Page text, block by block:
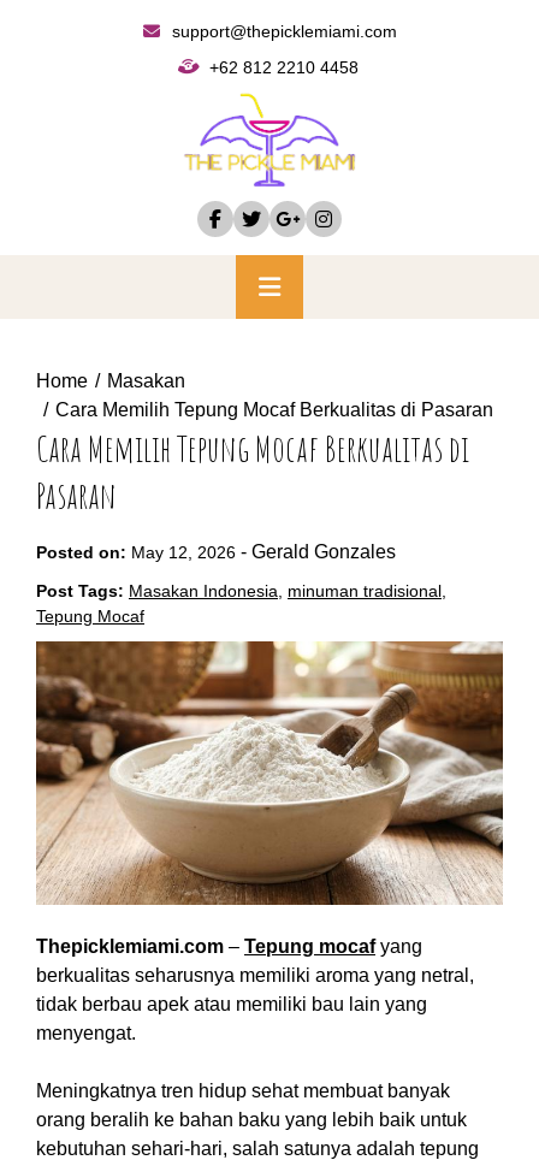
support@thepicklemiami.com
+62 812 2210 4458
Primary
Menu
Home
Masakan
Cara Memilih Tepung Mocaf Berkualitas di Pasaran
Cara Memilih Tepung Mocaf Berkualitas di
Pasaran
Posted on: May 12, 2026 - Gerald Gonzales
Post Tags: Masakan Indonesia, minuman tradisional,
Tepung Mocaf
Thepicklemiami.com – Tepung mocafyang
berkualitas seharusnya memiliki aroma yang netral,
tidak berbau apek atau memiliki bau lain yang
menyengat.
Meningkatnya tren hidup sehat membuat banyak
orang beralih ke bahan baku yang lebih baik untuk
kebutuhan sehari-hari, salah satunya adalah tepung